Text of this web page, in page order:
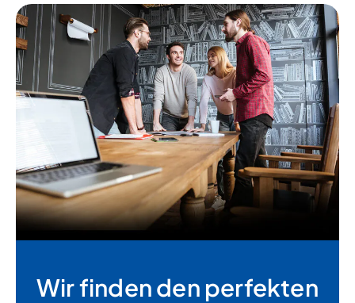
Wir finden den perfekten